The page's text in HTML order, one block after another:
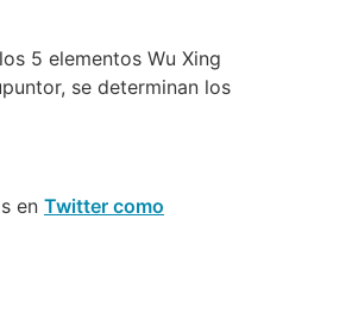
5 elementos Wu Xing
se determinan los
en Twitter como